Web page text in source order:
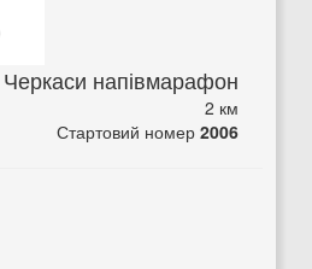
напівмарафон
2 км
Стартовий номер 2006